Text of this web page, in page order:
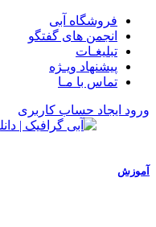
فروشگاه آبی
انجمن های گفتگو
تبلیغـات
پیشنهاد ویـژه
تماس با مـا
ورود ایجاد حساب کاربری
آموزش